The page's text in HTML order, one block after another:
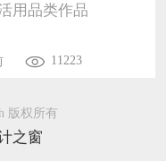
品已成功备案！
用品类作品
11223
版权所有
之窗